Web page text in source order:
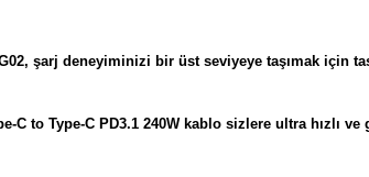
, şarj deneyiminizi bir üst seviyeye taşımak için
C to Type-C PD3.1 240W kablo sizlere ultra hızlı